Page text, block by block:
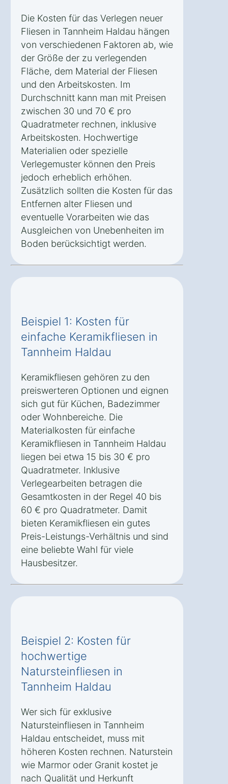
Die Kosten für das Verlegen neuer
Fliesen in Tannheim Haldau hängen
von verschiedenen Faktoren ab, wie
der Größe der zu verlegenden
Fläche, dem Material der Fliesen
und den Arbeitskosten. Im
Durchschnitt kann man mit Preisen
zwischen 30 und 70 € pro
Quadratmeter rechnen, inklusive
Arbeitskosten. Hochwertige
Materialien oder spezielle
Verlegemuster können den Preis
jedoch erheblich erhöhen.
Zusätzlich sollten die Kosten für das
Entfernen alter Fliesen und
eventuelle Vorarbeiten wie das
Ausgleichen von Unebenheiten im
Boden berücksichtigt werden.
Beispiel 1: Kosten für
einfache Keramikfliesen in
Tannheim Haldau
Keramikfliesen gehören zu den
preiswerteren Optionen und eignen
sich gut für Küchen, Badezimmer
oder Wohnbereiche. Die
Materialkosten für einfache
Keramikfliesen in Tannheim Haldau
liegen bei etwa 15 bis 30 € pro
Quadratmeter. Inklusive
Verlegearbeiten betragen die
Gesamtkosten in der Regel 40 bis
60 € pro Quadratmeter. Damit
bieten Keramikfliesen ein gutes
Preis-Leistungs-Verhältnis und sind
eine beliebte Wahl für viele
Hausbesitzer.
Beispiel 2: Kosten für
hochwertige
Natursteinfliesen in
Tannheim Haldau
Wer sich für exklusive
Natursteinfliesen in Tannheim
Haldau entscheidet, muss mit
höheren Kosten rechnen. Naturstein
wie Marmor oder Granit kostet je
nach Qualität und Herkunft